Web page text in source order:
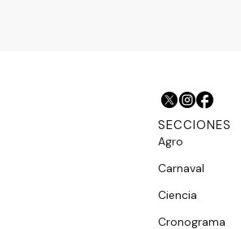
SECCIONES
Agro
Carnaval
Ciencia
Cronograma